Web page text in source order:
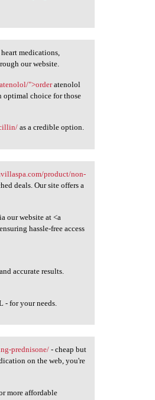
medications,
our website.
">orderatenolol
optimal choice for those
as a credible option.
product/non-
deals. Our site offers a
our website at <a
hassle-free access
accurate results.
for your needs.
prednisone/- cheap but
on the web, you're
more affordable